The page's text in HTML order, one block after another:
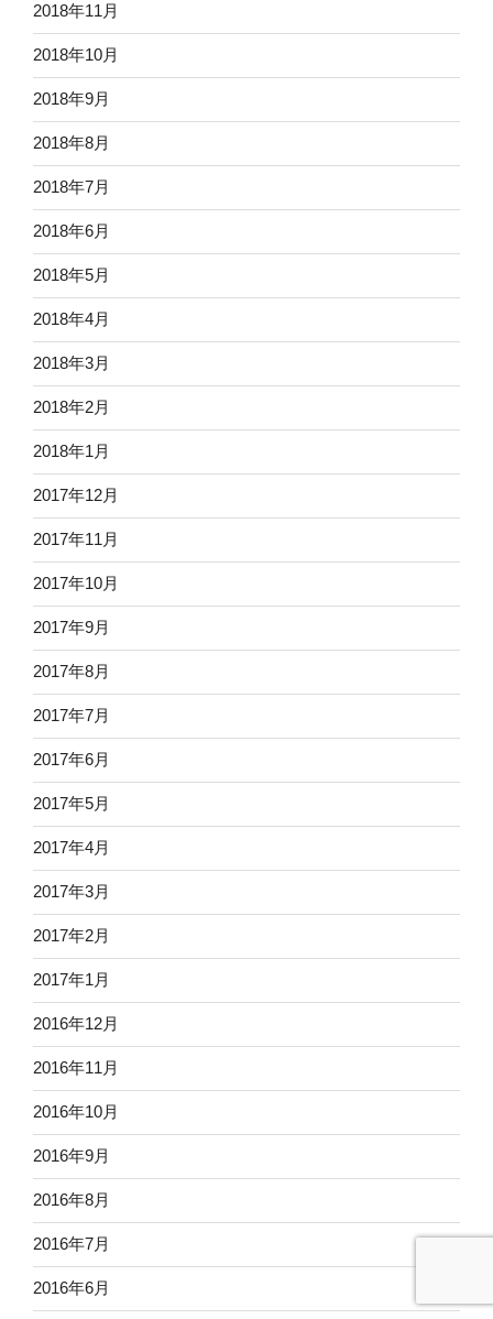
2018年11月
2018年10月
2018年9月
2018年8月
2018年7月
2018年6月
2018年5月
2018年4月
2018年3月
2018年2月
2018年1月
2017年12月
2017年11月
2017年10月
2017年9月
2017年8月
2017年7月
2017年6月
2017年5月
2017年4月
2017年3月
2017年2月
2017年1月
2016年12月
2016年11月
2016年10月
2016年9月
2016年8月
2016年7月
2016年6月